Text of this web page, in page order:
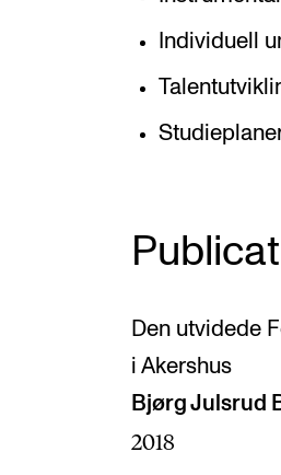
Individuell
Den utvidede
i Akershus
Bjørg Julsrud
2018